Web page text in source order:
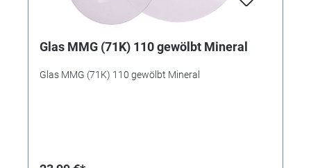
Glas MMG (71K) 110 gewölbt Mineral
Glas MMG (71K) 110 gewölbt Mineral